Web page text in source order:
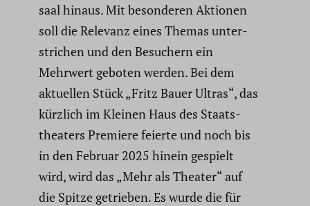
saal hinaus. Mit beson­deren Aktionen
soll die Relevanz eines Themas unter­
stri­chen und den Besuchern ein
Mehrwert geboten werden. Bei dem
aktuellen Stück „Fritz Bauer Ultras“, das
kürzlich im Kleinen Haus des Staats­
thea­ters Premiere feierte und noch bis
in den Februar 2025 hinein gespielt
wird, wird das „Mehr als Theater“ auf
die Spitze getrieben. Es wurde die für